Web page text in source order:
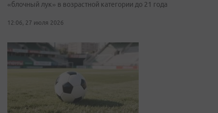
«блочный лук» в возрастной категории до 21 года
12:06, 27 июля 2026